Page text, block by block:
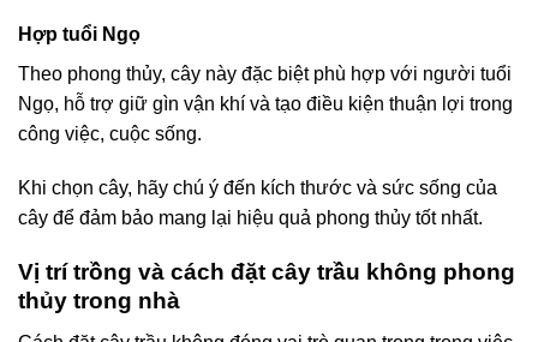
Hợp tuổi Ngọ
Theo phong thủy, cây này đặc biệt phù hợp với người tuổi
Ngọ, hỗ trợ giữ gìn vận khí và tạo điều kiện thuận lợi trong
công việc, cuộc sống.
Khi chọn cây, hãy chú ý đến kích thước và sức sống của
cây để đảm bảo mang lại hiệu quả phong thủy tốt nhất.
Vị trí trồng và cách đặt cây trầu không phong
thủy trong nhà